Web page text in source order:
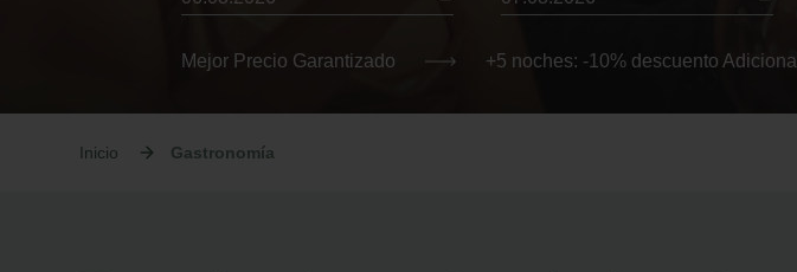
Mejor Precio Garantizado +5 noches: -10% descuento Adicional
Inicio Gastronomía